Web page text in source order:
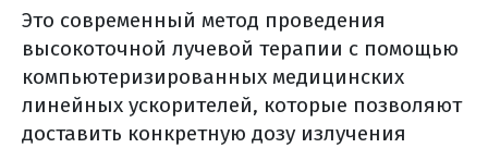
схемы химиотерапии
немелкоклеточного рака легких
схемы химиотерапии
мелкоклеточного рака легких
таргетная терапия при
Это современный метод проведения
высокоточной лучевой терапии с помощью
компьютеризированных медицинских
линейных ускорителей, которые позволяют
доставить конкретную дозу излучения